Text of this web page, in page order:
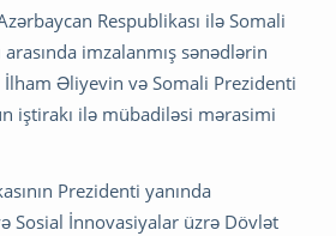
Respublikası ilə Somali
imzalanmış sənədlərin
Əliyevin və Somali Prezidenti
iştirakı ilə mübadiləsi mərasimi
Prezidenti yanında
Sosial İnnovasiyalar üzrə Dövlət